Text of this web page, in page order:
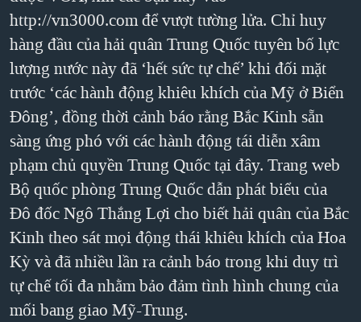
THƯỢNG ĐỈNH TRUMP-KIM TẠI VIỆT NAM
TRỊNH VĨNH BÌNH VS. CHÍNH PHỦ VIỆT NAM
NGƯ DÂN VIỆT VÀ LÀN SÓNG TRỘM HẢI SÂM
BÊN KIA QUỐC LỘ: TIẾNG VỌNG TỪ NÔNG THÔN MỸ
QUAN HỆ VIỆT MỸ
http://vn3000.com để vượt tường lửa. Chỉ huy
hàng đầu của hải quân Trung Quốc tuyên bố lực
lượng nước này đã ‘hết sức tự chế’ khi đối mặt
trước ‘các hành động khiêu khích của Mỹ ở Biển
Đông’, đồng thời cảnh báo rằng Bắc Kinh sẵn
sàng ứng phó với các hành động tái diễn xâm
phạm chủ quyền Trung Quốc tại đây. Trang web
Bộ quốc phòng Trung Quốc dẫn phát biểu của
Đô đốc Ngô Thắng Lợi cho biết hải quân của Bắc
Kinh theo sát mọi động thái khiêu khích của Hoa
Kỳ và đã nhiều lần ra cảnh báo trong khi duy trì
tự chế tối đa nhằm bảo đảm tình hình chung của
mối bang giao Mỹ-Trung.